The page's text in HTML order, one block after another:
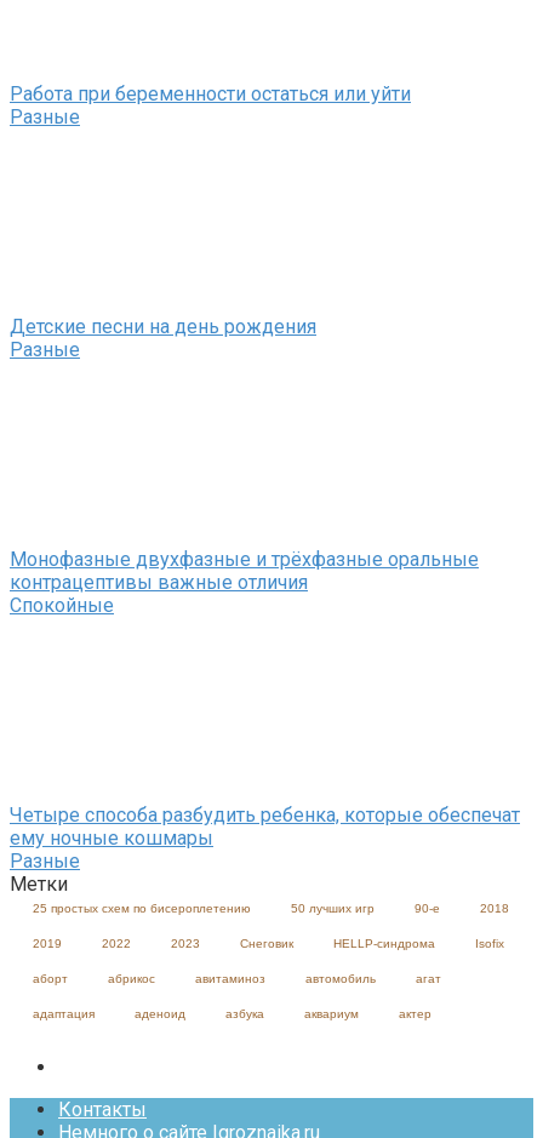
Работа при беременности остаться или уйти
Разные
Детские песни на день рождения
Разные
Монофазные двухфазные и трёхфазные оральные
контрацептивы важные отличия
Спокойные
Четыре способа разбудить ребенка, которые обеспечат
ему ночные кошмары
Разные
Метки
25 простых схем по бисероплетению 50 лучших игр 90-е 2018
2019 2022 2023 Cнеговик HELLP-синдрома Isofix
аборт абрикос авитаминоз автомобиль агат
адаптация аденоид азбука аквариум актер
Контакты
Немного о сайте Igroznaika.ru